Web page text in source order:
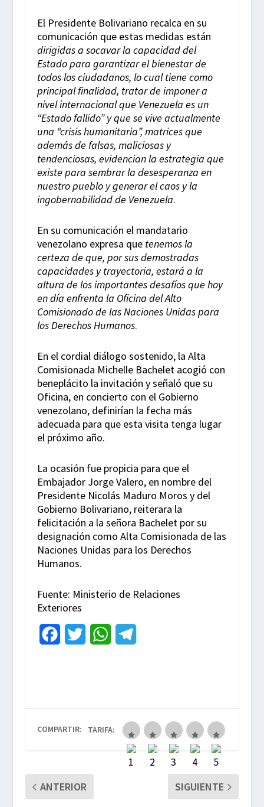
El Presidente Bolivariano recalca en su
comunicación que estas medidas están
dirigidas a socavar la capacidad del
Estado para garantizar el bienestar de
todos los ciudadanos, lo cual tiene como
principal finalidad, tratar de imponer a
nivel internacional que Venezuela es un
“Estado fallido” y que se vive actualmente
una “crisis humanitaria”, matrices que
además de falsas, maliciosas y
tendenciosas, evidencian la estrategia que
existe para sembrar la desesperanza en
nuestro pueblo y generar el caos y la
ingobernabilidad de Venezuela.
En su comunicación el mandatario
venezolano expresa que tenemos la
certeza de que, por sus demostradas
capacidades y trayectoria, estará a la
altura de los importantes desafíos que hoy
en día enfrenta la Oficina del Alto
Comisionado de las Naciones Unidas para
los Derechos Humanos.
En el cordial diálogo sostenido, la Alta
Comisionada Michelle Bachelet acogió con
beneplácito la invitación y señaló que su
Oficina, en concierto con el Gobierno
venezolano, definirían la fecha más
adecuada para que esta visita tenga lugar
el próximo año.
La ocasión fue propicia para que el
Embajador Jorge Valero, en nombre del
Presidente Nicolás Maduro Moros y del
Gobierno Bolivariano, reiterara la
felicitación a la señora Bachelet por su
designación como Alta Comisionada de las
Naciones Unidas para los Derechos
Humanos.
Fuente: Ministerio de Relaciones
Exteriores
r
COMPARTIR: TARIFA:
ANTERIOR SIGUIENTE